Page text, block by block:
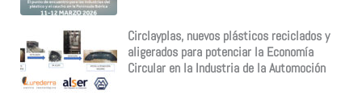
Circlayplas, nuevos plásticos reciclados y
aligerados para potenciar la Economía
Circular en la Industria de la Automoción